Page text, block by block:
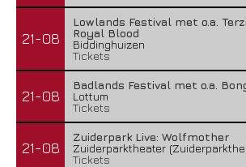
21-08
Lowlands Festival met o.a.
Royal Blood
Biddinghuizen
Tickets
21-08
Badlands Festival met o.a.
Lottum
Tickets
21-08
Zuiderpark Live: Wolfmother
Zuiderparktheater
Tickets